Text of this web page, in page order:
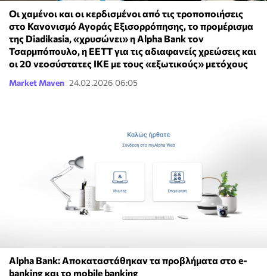
Οι χαμένοι και οι κερδισμένοι από τις τροποποιήσεις
στο Κανονισμό Αγοράς Εξισορρόπησης, το προμέρισμα
της Diadikasia, «χρυσώνει» η Alpha Bank τον
Τσαρμπόπουλο, η ΕΕΤΤ για τις αδιαφανείς χρεώσεις και
οι 20 νεοσύστατες ΙΚΕ με τους «εξωτικούς» μετόχους
Market Maven 24.02.2026 06:05
Alpha Bank: Αποκαταστάθηκαν τα προβλήματα στο e-
banking και το mobile banking